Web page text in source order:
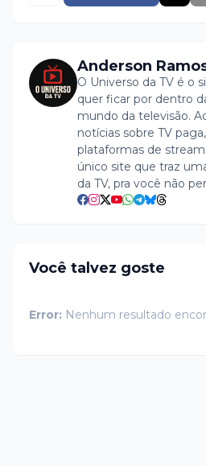
Anderson
O Universo da TV é o
quer ficar por dentro
mundo da televisão.
notícias sobre TV
plataformas de
único site que traz
da TV, pra você não
Você talvez goste
Error: Nenhum resultado